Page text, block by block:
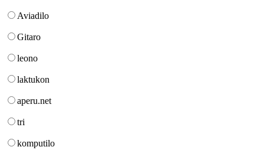
Aviadilo
Gitaro
leono
laktukon
aperu.net
tri
komputilo